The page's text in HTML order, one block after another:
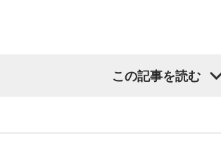
この記事を読む